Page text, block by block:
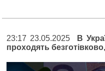
23:17 23.05.2025
В
проходять